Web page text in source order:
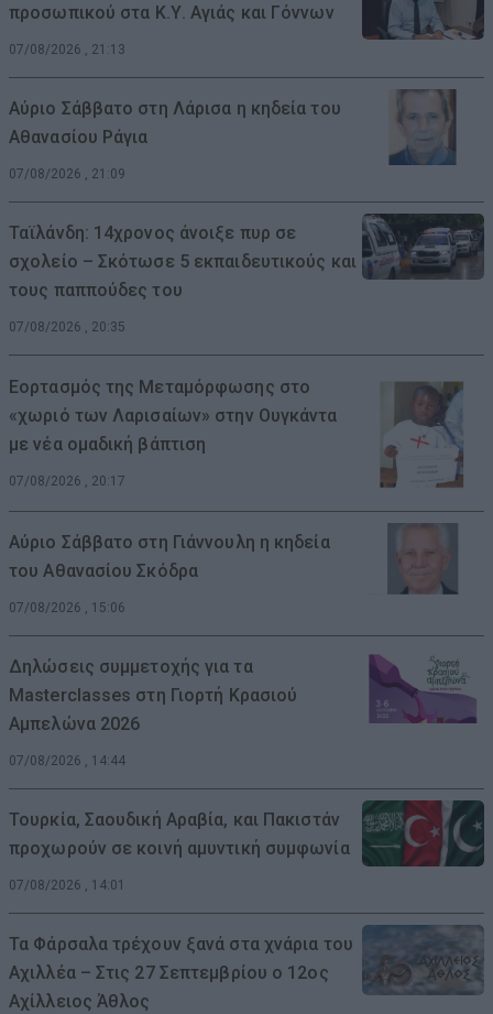
προσωπικού στα Κ.Υ. Αγιάς και Γόννων
07/08/2026 , 21:13
Αύριο Σάββατο στη Λάρισα η κηδεία του
Αθανασίου Ράγια
07/08/2026 , 21:09
Ταϊλάνδη: 14χρονος άνοιξε πυρ σε
σχολείο – Σκότωσε 5 εκπαιδευτικούς και
τους παππούδες του
07/08/2026 , 20:35
Εορτασμός της Μεταμόρφωσης στο
«χωριό των Λαρισαίων» στην Ουγκάντα
με νέα ομαδική βάπτιση
07/08/2026 , 20:17
Αύριο Σάββατο στη Γιάννουλη η κηδεία
του Αθανασίου Σκόδρα
07/08/2026 , 15:06
Δηλώσεις συμμετοχής για τα
Masterclasses στη Γιορτή Κρασιού
Αμπελώνα 2026
07/08/2026 , 14:44
Τουρκία, Σαουδική Αραβία, και Πακιστάν
προχωρούν σε κοινή αμυντική συμφωνία
07/08/2026 , 14:01
Τα Φάρσαλα τρέχουν ξανά στα χνάρια του
Αχιλλέα – Στις 27 Σεπτεμβρίου ο 12ος
Αχίλλειος Άθλος